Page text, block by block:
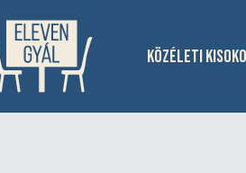
Közéleti